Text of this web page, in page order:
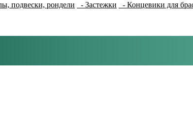
подвески, рондели - Застежки - Концевики для